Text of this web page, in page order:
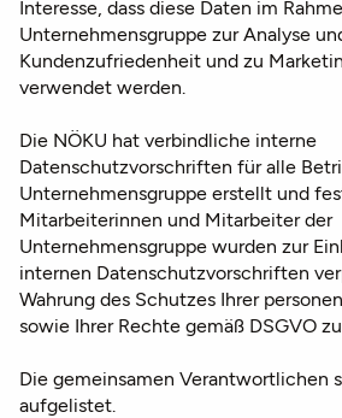
Interesse, dass diese Daten im
Unternehmensgruppe zur Analyse
Kundenzufriedenheit und zu
verwendet werden.
Die NÖKU hat verbindliche interne
Datenschutzvorschriften für alle
Unternehmensgruppe erstellt und
Mitarbeiterinnen und Mitarbeiter der
Unternehmensgruppe wurden zur
internen Datenschutzvorschriften
Wahrung des Schutzes Ihrer
sowie Ihrer Rechte gemäß DSGVO
Die gemeinsamen Verantwortlichen
aufgelistet.